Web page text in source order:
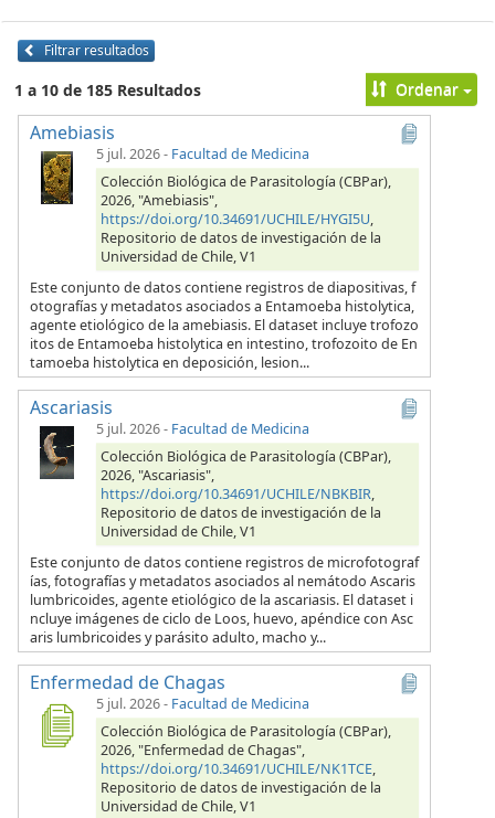
Filtrar resultados
1 a 10 de 185 Resultados Ordenar
Amebiasis
5 jul. 2026- Facultad de Medicina
Colección Biológica de Parasitología (CBPar),
2026, "Amebiasis",
https://doi.org/10.34691/UCHILE/HYGI5U,
Repositorio de datos de investigación de la
Universidad de Chile, V1
Este conjunto de datos contiene registros de diapositivas, f
otografías y metadatos asociados a Entamoeba histolytica,
agente etiológico de la amebiasis. El dataset incluye trofozo
itos de Entamoeba histolytica en intestino, trofozoito de En
tamoeba histolytica en deposición, lesion...
Ascariasis
5 jul. 2026- Facultad de Medicina
Colección Biológica de Parasitología (CBPar),
2026, "Ascariasis",
https://doi.org/10.34691/UCHILE/NBKBIR,
Repositorio de datos de investigación de la
Universidad de Chile, V1
Este conjunto de datos contiene registros de microfotograf
ías, fotografías y metadatos asociados al nemátodo Ascaris
lumbricoides, agente etiológico de la ascariasis. El dataset i
ncluye imágenes de ciclo de Loos, huevo, apéndice con Asc
aris lumbricoides y parásito adulto, macho y...
Enfermedad de Chagas
5 jul. 2026- Facultad de Medicina
Colección Biológica de Parasitología (CBPar),
2026, "Enfermedad de Chagas",
https://doi.org/10.34691/UCHILE/NK1TCE,
Repositorio de datos de investigación de la
Universidad de Chile, V1